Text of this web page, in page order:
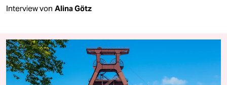
Interview von Alina Götz